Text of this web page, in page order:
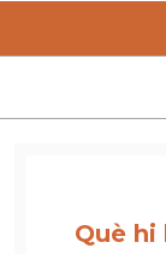
Què hi